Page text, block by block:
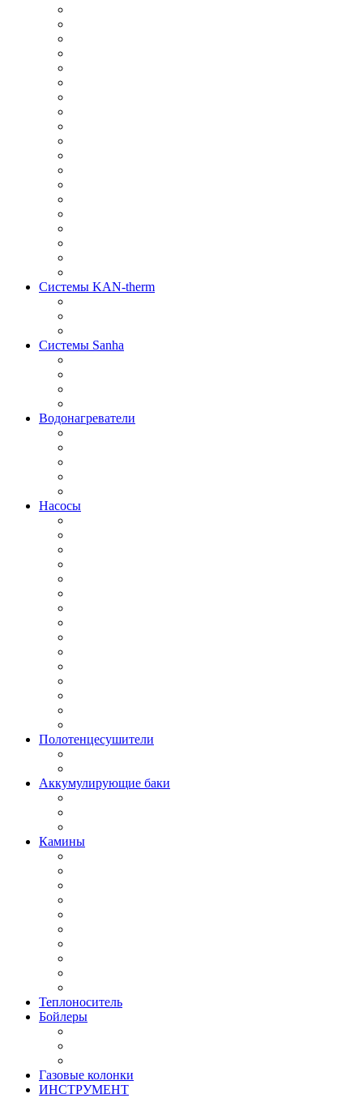
Системы KAN-therm
Системы Sanha
Водонагреватели
Насосы
Полотенцесушители
Аккумулирующие баки
Камины
Теплоноситель
Бойлеры
Газовые колонки
ИНСТРУМЕНТ